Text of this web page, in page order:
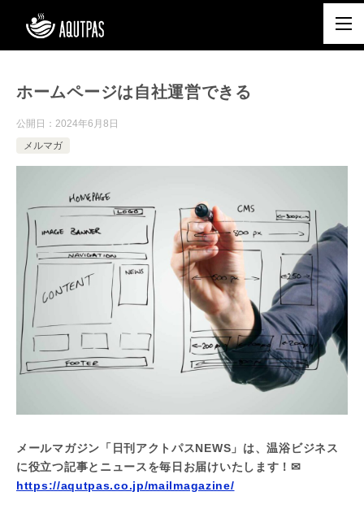
ホームページは自社運営できる
公開日： 2024年6月8日
メルマガ
メールマガジン「日刊アクトパスNEWS」は、温浴ビジネス
に役立つ記事とニュースを毎日お届けいたします！✉
https://aqutpas.co.jp/mailmagazine/